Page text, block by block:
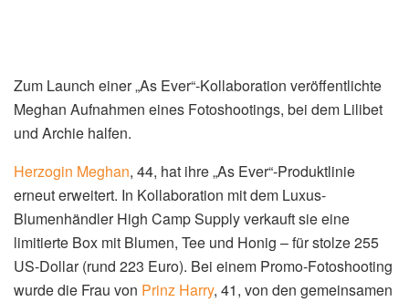
Zum Launch einer „As Ever“-Kollaboration veröffentlichte
Meghan Aufnahmen eines Fotoshootings, bei dem Lilibet
und Archie halfen.
Herzogin Meghan, 44, hat ihre „As Ever“-Produktlinie
erneut erweitert. In Kollaboration mit dem Luxus-
Blumenhändler High Camp Supply verkauft sie eine
limitierte Box mit Blumen, Tee und Honig – für stolze 255
US-Dollar (rund 223 Euro). Bei einem Promo-Fotoshooting
wurde die Frau von Prinz Harry, 41, von den gemeinsamen